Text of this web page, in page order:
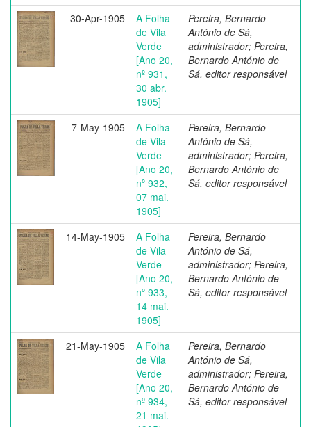
30-Apr-1905
A Folha
de Vila
Verde
[Ano 20,
nº 931,
30 abr.
1905]
Pereira, Bernardo
António de Sá,
administrador; Pereira,
Bernardo António de
Sá, editor responsável
7-May-1905
A Folha
de Vila
Verde
[Ano 20,
nº 932,
07 mai.
1905]
Pereira, Bernardo
António de Sá,
administrador; Pereira,
Bernardo António de
Sá, editor responsável
14-May-1905
A Folha
de Vila
Verde
[Ano 20,
nº 933,
14 mai.
1905]
Pereira, Bernardo
António de Sá,
administrador; Pereira,
Bernardo António de
Sá, editor responsável
21-May-1905
A Folha
de Vila
Verde
[Ano 20,
nº 934,
21 mai.
Pereira, Bernardo
António de Sá,
administrador; Pereira,
Bernardo António de
Sá, editor responsável